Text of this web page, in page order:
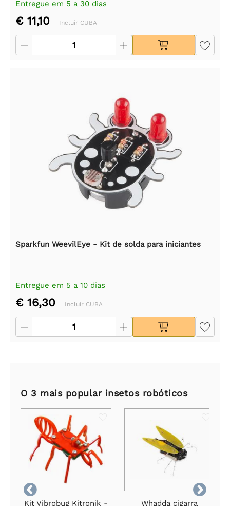
Entregue em 5 a 30 dias
€ 11,10 Incluir CUBA
Sparkfun WeevilEye - Kit de solda para iniciantes
Entregue em 5 a 10 dias
€ 16,30 Incluir CUBA
O 3 mais popular insetos robóticos


Kit Vibrobug Kitronik - Whadda cigarra